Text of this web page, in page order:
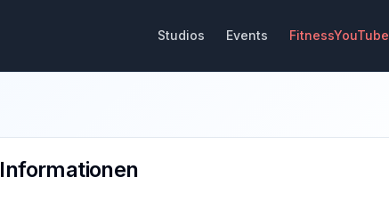
Studios Events FitnessYouTube
Informationen